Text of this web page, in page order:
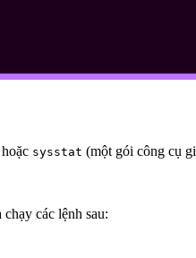
hoặc sysstat (một gói công cụ
các lệnh sau: